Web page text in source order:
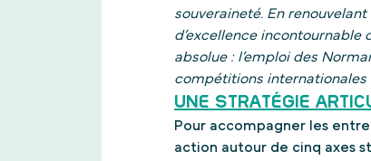
souveraineté. En
d’excellence incontournable
absolue : l’emploi des
compétitions internationales
UNE STRATÉGIE
Pour accompagner les
action autour de cinq axes